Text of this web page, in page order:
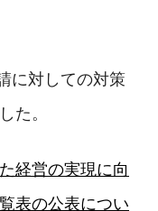
に対しての対策
た。
経営の実現に向
表の公表につい